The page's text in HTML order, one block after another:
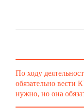
По ходу
обязательно вести
нужно, но она